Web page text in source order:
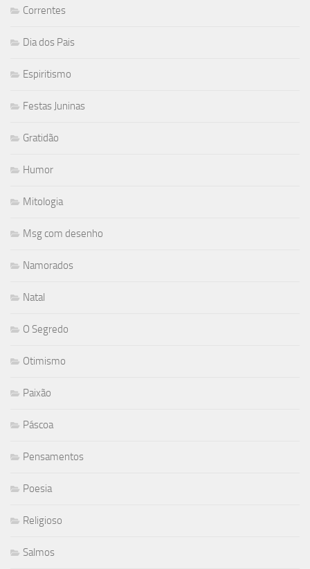
Correntes
Dia dos Pais
Espiritismo
Festas Juninas
Gratidão
Humor
Mitologia
Msg com desenho
Namorados
Natal
O Segredo
Otimismo
Paixão
Páscoa
Pensamentos
Poesia
Religioso
Salmos